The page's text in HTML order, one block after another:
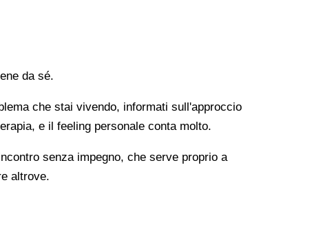
da sé.
che stai vivendo, informati sull'approccio
e il feeling personale conta molto.
senza impegno, che serve proprio a
altrove.